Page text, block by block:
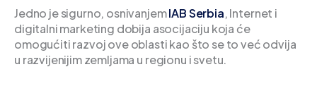
Jedno je sigurno, osnivanjemIAB Serbia, Internet i
digitalni marketing dobija asocijaciju koja će
omogućiti razvoj ove oblasti kao što se to već odvija
u razvijenijim zemljama u regionu i svetu.